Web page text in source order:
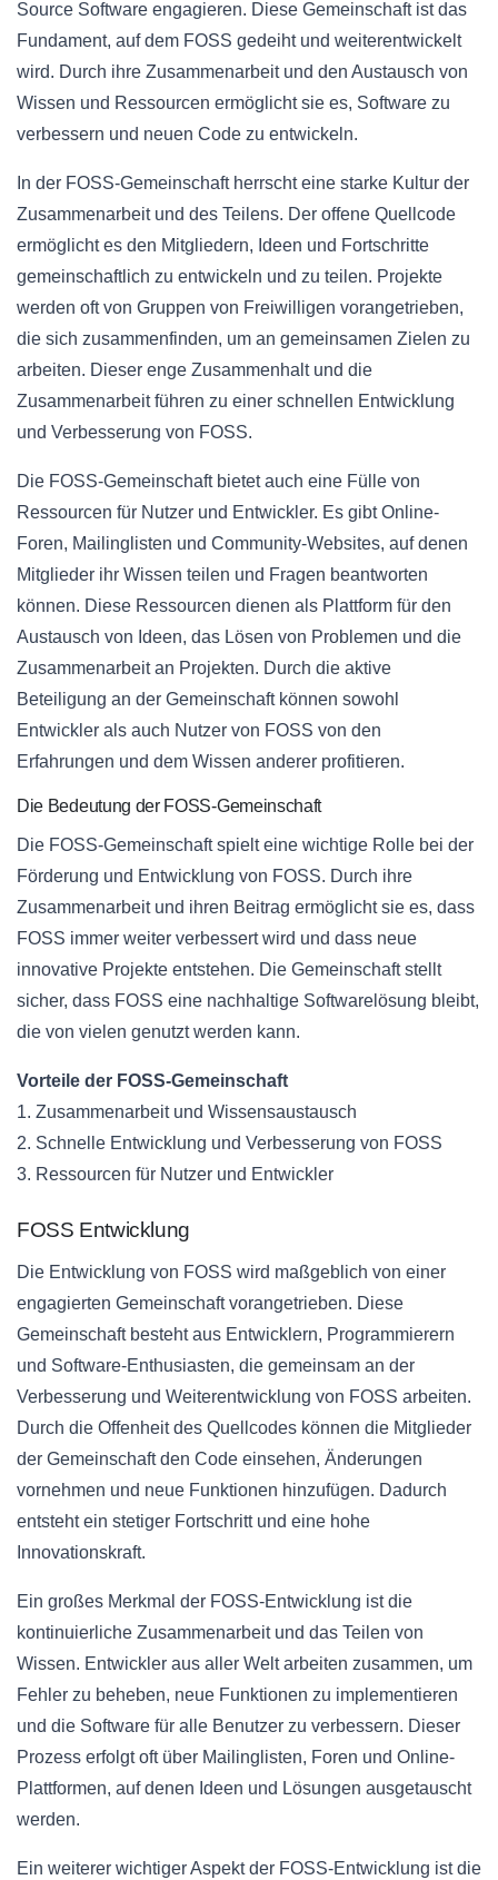
Source Software engagieren. Diese Gemeinschaft ist das
Fundament, auf dem FOSS gedeiht und weiterentwickelt
wird. Durch ihre Zusammenarbeit und den Austausch von
Wissen und Ressourcen ermöglicht sie es, Software zu
verbessern und neuen Code zu entwickeln.
In der FOSS-Gemeinschaft herrscht eine starke Kultur der
Zusammenarbeit und des Teilens. Der offene Quellcode
ermöglicht es den Mitgliedern, Ideen und Fortschritte
gemeinschaftlich zu entwickeln und zu teilen. Projekte
werden oft von Gruppen von Freiwilligen vorangetrieben,
die sich zusammenfinden, um an gemeinsamen Zielen zu
arbeiten. Dieser enge Zusammenhalt und die
Zusammenarbeit führen zu einer schnellen Entwicklung
und Verbesserung von FOSS.
Die FOSS-Gemeinschaft bietet auch eine Fülle von
Ressourcen für Nutzer und Entwickler. Es gibt Online-
Foren, Mailinglisten und Community-Websites, auf denen
Mitglieder ihr Wissen teilen und Fragen beantworten
können. Diese Ressourcen dienen als Plattform für den
Austausch von Ideen, das Lösen von Problemen und die
Zusammenarbeit an Projekten. Durch die aktive
Beteiligung an der Gemeinschaft können sowohl
Entwickler als auch Nutzer von FOSS von den
Erfahrungen und dem Wissen anderer profitieren.
Die Bedeutung der FOSS-Gemeinschaft
Die FOSS-Gemeinschaft spielt eine wichtige Rolle bei der
Förderung und Entwicklung von FOSS. Durch ihre
Zusammenarbeit und ihren Beitrag ermöglicht sie es, dass
FOSS immer weiter verbessert wird und dass neue
innovative Projekte entstehen. Die Gemeinschaft stellt
sicher, dass FOSS eine nachhaltige Softwarelösung bleibt,
die von vielen genutzt werden kann.
Vorteile der FOSS-Gemeinschaft
1. Zusammenarbeit und Wissensaustausch
2. Schnelle Entwicklung und Verbesserung von FOSS
3. Ressourcen für Nutzer und Entwickler
FOSS Entwicklung
Die Entwicklung von FOSS wird maßgeblich von einer
engagierten Gemeinschaft vorangetrieben. Diese
Gemeinschaft besteht aus Entwicklern, Programmierern
und Software-Enthusiasten, die gemeinsam an der
Verbesserung und Weiterentwicklung von FOSS arbeiten.
Durch die Offenheit des Quellcodes können die Mitglieder
der Gemeinschaft den Code einsehen, Änderungen
vornehmen und neue Funktionen hinzufügen. Dadurch
entsteht ein stetiger Fortschritt und eine hohe
Innovationskraft.
Ein großes Merkmal der FOSS-Entwicklung ist die
kontinuierliche Zusammenarbeit und das Teilen von
Wissen. Entwickler aus aller Welt arbeiten zusammen, um
Fehler zu beheben, neue Funktionen zu implementieren
und die Software für alle Benutzer zu verbessern. Dieser
Prozess erfolgt oft über Mailinglisten, Foren und Online-
Plattformen, auf denen Ideen und Lösungen ausgetauscht
werden.
Ein weiterer wichtiger Aspekt der FOSS-Entwicklung ist die